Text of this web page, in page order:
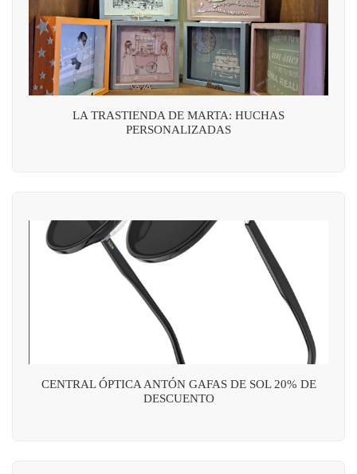
LA TRASTIENDA DE MARTA: HUCHAS
PERSONALIZADAS
CENTRAL ÓPTICA ANTÓN GAFAS DE SOL 20% DE
DESCUENTO